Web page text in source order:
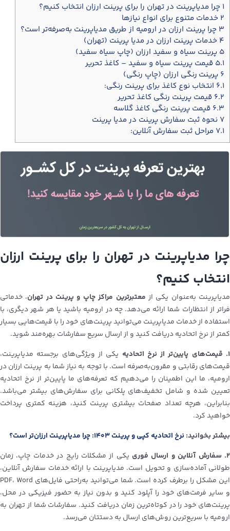
۱ چرا مدیاپرینت در تهران را برای پرینت ارزان انتخاب کنیم؟
۲ خدمات متنوع برای انواع نیازها
۳ چرا پرینت ارزان در ارومیه از طریق مدیاپرینت به‌صرفه‌تر است؟
۴ خدمات پرینت ارزان در مدیا پرینت (تهران)
۵ پرینت سیاه و سفید ارزان (چاپ سیاه سفید)
۵.۱ قیمت پرینت سیاه و سفید – کاغذ تحریر
۶ پرینت رنگی ارزان (چاپ رنگی)
۶.۱ انتخاب نوع کاغذ برای پرینت رنگی:
۶.۲ قیمت پرینت رنگی کاغذ تحریر
۶.۳ قیمت پرینت رنگی کاغذ گلاسه
۷ نحوه ثبت سفارش پرینت در مدیا پرینت
۷.۱ مراحل ثبت سفارش آنلاین:
چرا مدیاپرینت در تهران را برای پرینت ارزان
انتخاب کنیم؟
مدیاپرینت به‌عنوان یکی از معتبرترین مراکز چاپ و پرینت در تهران، خدماتی
فراتر از انتظارات شما ارائه می‌دهد. چه در ارومیه باشید یا هر شهر دیگری، با
استفاده از خدمات مدیاپرینت می‌توانید پرینت‌های خود را با قیمت‌هایی بسیار
کمتر از نرخ اتحادیه دریافت کنید و از ارسال سریع سفارشات بهره‌مند شوید.
۱. قیمت‌های پایین‌تر از نرخ اتحادیه
یکی از ویژگی‌های برجسته مدیاپرینت،
قیمت‌های رقابتی و مقرون‌به‌صرفه است. با توجه به نیاز شما به پرینت ارزان در
ارومیه، ما این اطمینان را می‌دهیم که تعرفه‌های ما پایین‌تر از نرخ اتحادیه
تعیین شده و شامل تخفیف‌های پلکانی برای سفارش‌های بیشتر می‌باشد.
بنابراین، هرچه تعداد صفحات بیشتری پرینت کنید، هزینه کمتری پرداخت
خواهید کرد.
بیشتر بخوانید: نرخ اتحادیه کپی و پرینت ۱۴۰۳: چرا مدیاپرینت ارزان‌تر است؟
۲. سفارش آنلاین و ارسال فوری
یکی از مشکلات رایج در خدمات چاپ، زمان
طولانی آماده‌سازی و تحویل است. مدیاپرینت با ارائه خدمات سفارش آنلاین،
این مشکل را برطرف کرده است. شما می‌توانید به‌راحتی فایل‌های PDF، Word
و سایر فرمت‌های خود را آپلود کنید و بدون نیاز به حضور فیزیکی در محل،
پرینت‌های خود را در کوتاه‌ترین زمان دریافت کنید. سفارشات شما از تهران به
ارومیه با سریع‌ترین روش‌های ارسال به دستتان می‌رسد.